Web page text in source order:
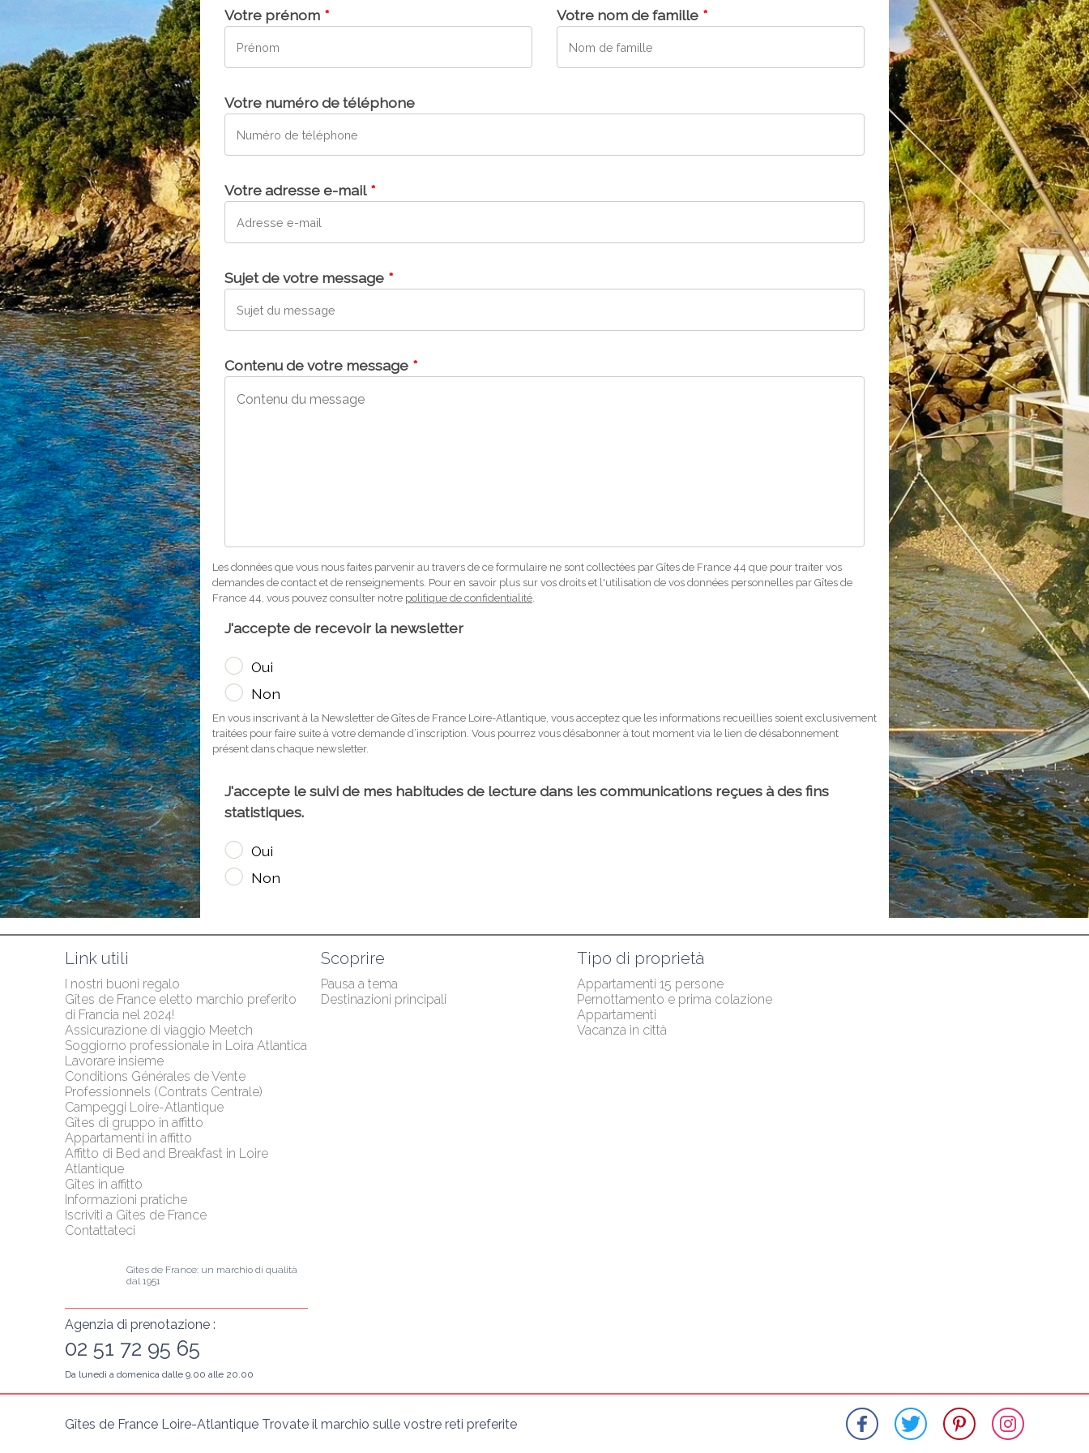
Link utili
I nostri buoni regalo
Gîtes de France eletto marchio preferito
di Francia nel 2024!
Assicurazione di viaggio Meetch
Soggiorno professionale in Loira Atlantica
Lavorare insieme
Conditions Générales de Vente
Professionnels (Contrats Centrale)
Campeggi Loire-Atlantique
Gîtes di gruppo in affitto
Appartamenti in affitto
Affitto di Bed and Breakfast in Loire
Atlantique
Gîtes in affitto
Informazioni pratiche
Iscriviti a Gîtes de France
Contattateci
Scoprire
Pausa a tema
Destinazioni principali
Tipo di proprietà
Appartamenti 15 persone
Pernottamento e prima colazione
Appartamenti
Vacanza in città
Gîtes de France: un marchio di qualità
dal 1951
Agenzia di prenotazione :
02 51 72 95 65
Da lunedì a domenica dalle 9.00 alle 20.00
Gîtes de France Loire-Atlantique Trovate il marchio sulle vostre reti preferite